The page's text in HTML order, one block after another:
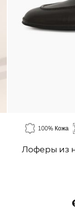
100% Кожа
Лоферы из